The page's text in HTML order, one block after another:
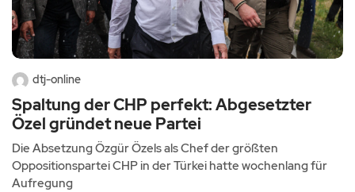
dtj-online
Spaltung der CHP perfekt: Abgesetzter
Özel gründet neue Partei
Die Absetzung Özgür Özels als Chef der größten
Oppositionspartei CHP in der Türkei hatte wochenlang für
Aufregung